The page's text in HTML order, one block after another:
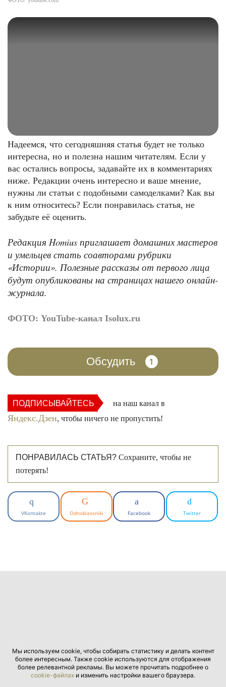
Надеемся, что сегодняшняя статья будет не только
интересна, но и полезна нашим читателям. Если у
вас остались вопросы, задавайте их в комментариях
ниже. Редакции очень интересно и ваше мнение,
нужны ли статьи с подобными самоделками? Как вы
к ним относитесь? Если понравилась статья, не
забудьте её оценить.
Редакция Homius приглашает домашних мастеров
и умельцев стать соавторами рубрики
«Истории». Полезные рассказы от первого лица
будут опубликованы на страницах нашего онлайн-
журнала.
ФОТО: YouTube-канал Isolux.ru
Обсудить 1
ПОДПИСЫВАЙТЕСЬ на наш канал в
Яндекс.Дзен, чтобы ничего не пропустить!
ПОНРАВИЛАСЬ СТАТЬЯ? Сохраните, чтобы не
потерять!
VKontakte Odnoklassniki Facebook Twitter
Мы используем cookie, чтобы собирать статистику и делать контент
более интересным. Также cookie используются для отображения
более релевантной рекламы. Вы можете прочитать подробнее о
cookie-файлах и изменить настройки вашего браузера.